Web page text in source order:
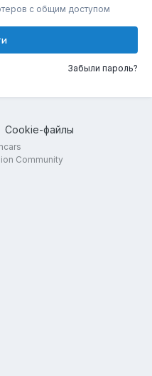
с общим доступом
Забыли пароль?
Cookie-файлы
Community